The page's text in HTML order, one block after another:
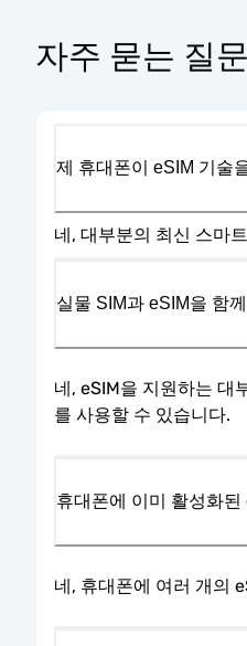
자주 묻는 질문
제 휴대폰이 eSIM 기술
네, 대부분의 최신 스마
실물 SIM과 eSIM을 함
네, eSIM을 지원하는 대
를 사용할 수 있습니다.
휴대폰에 이미 활성화
네, 휴대폰에 여러 개의